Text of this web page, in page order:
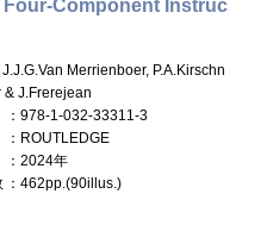
Component Instruc
J.J.G.Van Merrienboer, P.A.Kirschn
& J.Frerejean
：978-1-032-33311-3
：ROUTLEDGE
：2024年
：462pp.(90illus.)